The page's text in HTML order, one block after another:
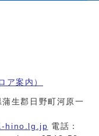
ア案内）
生郡日野町河原一
hino.lg.jp 電話：